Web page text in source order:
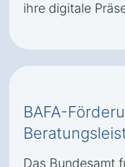
ihre digitale
BAFA-
Das Bundesamt